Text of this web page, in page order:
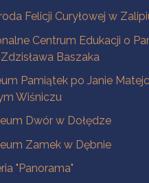
Felicji Curyłowej w
Centrum Edukacji o
Baszaka
Pamiątek po Janie
Wiśniczu
Dwór w Dołędze
Zamek w Dębnie
"Panorama"